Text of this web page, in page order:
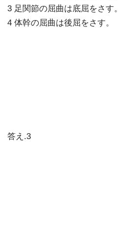
3 足関節の屈曲は底屈をさす。
4 体幹の屈曲は後屈をさす。
答え.3